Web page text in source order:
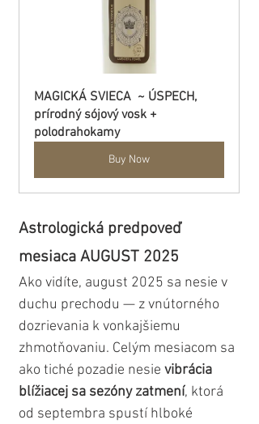
MAGICKÁ SVIECA  ~ ÚSPECH,
prírodný sójový vosk +
polodrahokamy
Buy Now
Astrologická predpoveď
mesiaca AUGUST 2025
Ako vidíte, august 2025 sa nesie v
duchu prechodu — z vnútorného
dozrievania k vonkajšiemu
zhmotňovaniu. Celým mesiacom sa
ako tiché pozadie nesie vibrácia
blížiacej sa sezóny zatmení, ktorá
od septembra spustí hlboké